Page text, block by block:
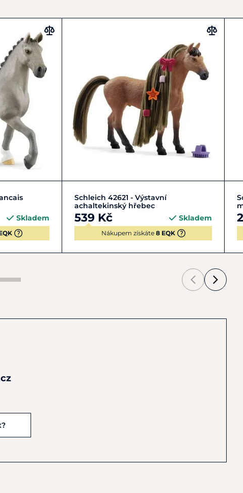
Skladem
Do košíku
Schleich 42621 - Výstavní
achaltekinský hřebec
539 Kč Skladem
Nákupem získáte 8 EQK